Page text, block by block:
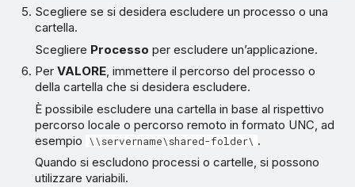
Scegliere se si desidera escludere un processo o una
cartella.
Scegliere Processo per escludere un’applicazione.
PerVALORE, immettere il percorso del processo o
della cartella che si desidera escludere.
È possibile escludere una cartella in base al rispettivo
percorso locale o percorso remoto in formato UNC, ad
esempio
\\servername\shared-folder\ .
Quando si escludono processi o cartelle, si possono
utilizzare variabili.